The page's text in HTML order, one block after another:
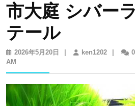
市大庭 シバー
テール
2026年5月20日
2026
20
日
ken1202ken1202
AM